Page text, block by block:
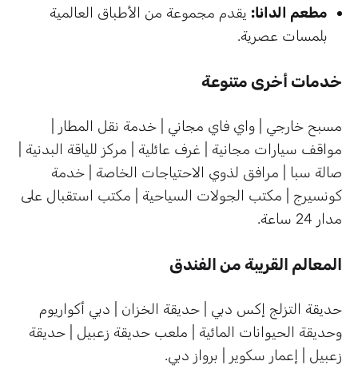
مطعم الدانا: يقدم مجموعة من الأطباق العالمية
بلمسات عصرية.
خدمات أخرى متنوعة
مسبح خارجي | واي فاي مجاني | خدمة نقل المطار |
مواقف سيارات مجانية | غرف عائلية | مركز للياقة البدنية |
صالة سبا | مرافق لذوي الاحتياجات الخاصة | خدمة
كونسيرج | مكتب الجولات السياحية | مكتب استقبال على
مدار 24 ساعة.
المعالم القريبة من الفندق
حديقة التزلج إكس دبي | حديقة الخزان | دبي أكواريوم
وحديقة الحيوانات المائية | ملعب حديقة زعبيل | حديقة
زعبيل | إعمار سكوير | برواز دبي.